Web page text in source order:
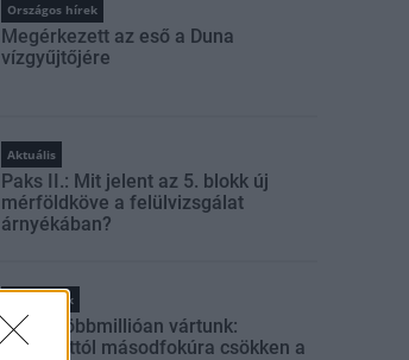
Országos hírek
Megérkezett az eső a Duna
vízgyűjtőjére
Aktuális
Paks II.: Mit jelent az 5. blokk új
mérföldköve a felülvizsgálat
árnyékában?
Helyi hírek
Amire többmillióan vártunk:
szombattól másodfokúra csökken a